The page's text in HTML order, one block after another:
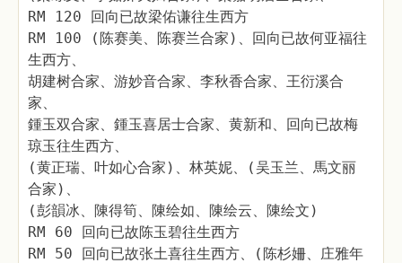
RM 120 回向已故梁佑谦往生西方
RM 100 (陈赛美、陈赛兰合家)、回向已故何亚福往
生西方、
胡建树合家、游妙音合家、李秋香合家、王衍溪合
家、
鍾玉双合家、鍾玉喜居士合家、黄新和、回向已故梅
琼玉往生西方、
(黄正瑞、叶如心合家)、林英妮、(吴玉兰、馬文丽
合家)、
(彭韻冰、陳得筍、陳绘如、陳绘云、陳绘文)
RM 60 回向已故陈玉碧往生西方
RM 50 回向已故张土喜往生西方、(陈杉姍、庄雅年